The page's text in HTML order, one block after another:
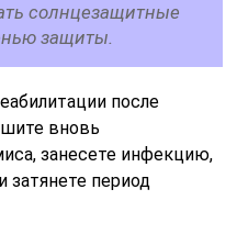
солнцезащитные
защиты.
после
вновь
занесете инфекцию,
затянете период